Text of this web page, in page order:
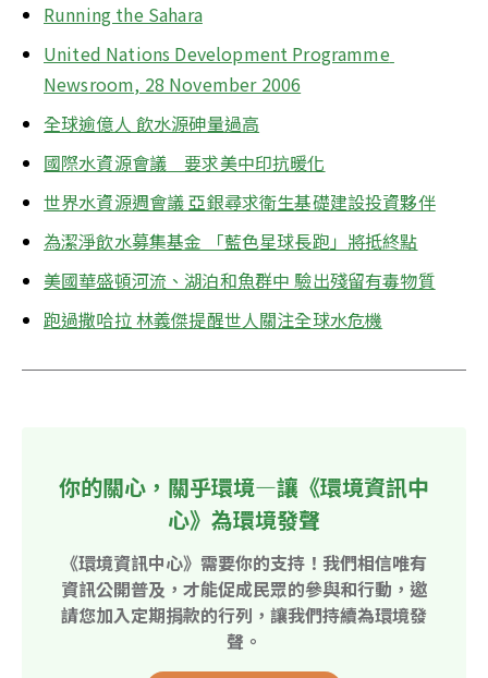
Running the Sahara
United Nations Development Programme
Newsroom, 28 November 2006
全球逾億人 飲水源砷量過高
國際水資源會議　要求美中印抗暖化
世界水資源週會議 亞銀尋求衛生基礎建設投資夥伴
為潔淨飲水募集基金 「藍色星球長跑」將抵終點
美國華盛頓河流、湖泊和魚群中 驗出殘留有毒物質
跑過撒哈拉 林義傑提醒世人關注全球水危機
你的關心，關乎環境—讓《環境資訊中
心》為環境發聲
《環境資訊中心》需要你的支持！我們相信唯有
資訊公開普及，才能促成民眾的參與和行動，邀
請您加入定期捐款的行列，讓我們持續為環境發
聲。